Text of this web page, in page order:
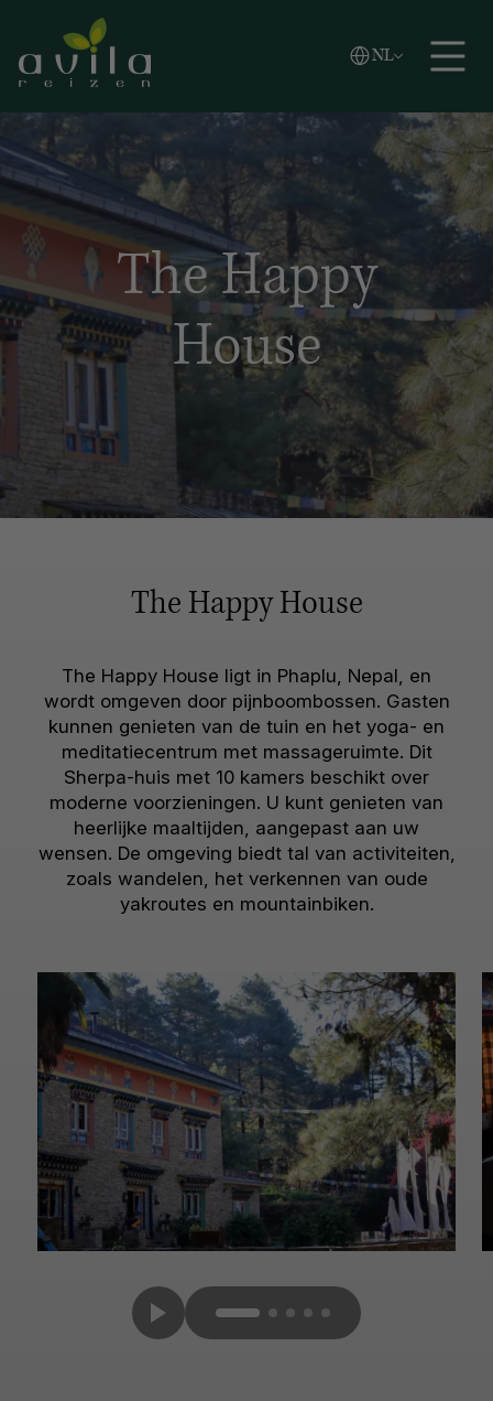
Zoeken
NL
Vlaams
English
The Happy
House
The Happy House
The Happy House ligt in Phaplu, Nepal, en
wordt omgeven door pijnboombossen. Gasten
kunnen genieten van de tuin en het yoga- en
meditatiecentrum met massageruimte. Dit
Sherpa-huis met 10 kamers beschikt over
moderne voorzieningen. U kunt genieten van
heerlijke maaltijden, aangepast aan uw
wensen. De omgeving biedt tal van activiteiten,
zoals wandelen, het verkennen van oude
yakroutes en mountainbiken.